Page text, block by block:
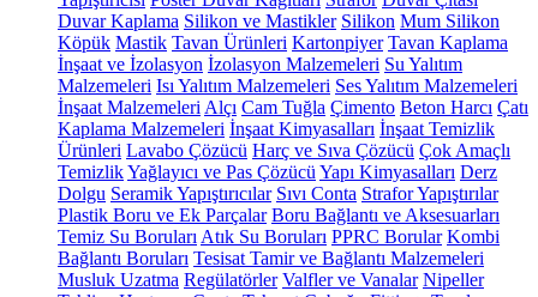
Duvar Kaplama Silikon ve Mastikler Silikon Mum Silikon
Köpük Mastik Tavan Ürünleri Kartonpiyer Tavan Kaplama
İnşaat ve İzolasyon İzolasyon Malzemeleri Su Yalıtım
Malzemeleri Isı Yalıtım Malzemeleri Ses Yalıtım Malzemeleri
İnşaat Malzemeleri Alçı Cam Tuğla Çimento Beton Harcı Çatı
Kaplama Malzemeleri İnşaat Kimyasalları İnşaat Temizlik
Ürünleri Lavabo Çözücü Harç ve Sıva Çözücü Çok Amaçlı
TemizlikYağlayıcı ve Pas Çözücü Yapı Kimyasalları Derz
Dolgu Seramik Yapıştırıcılar Sıvı Conta Strafor Yapıştırılar
Plastik Boru ve Ek Parçalar Boru Bağlantı ve Aksesuarları
Temiz Su Boruları Atık Su Boruları PPRC Borular Kombi
Bağlantı Boruları Tesisat Tamir ve Bağlantı Malzemeleri
Musluk Uzatma Regülatörler Valfler ve Vanalar Nipeller